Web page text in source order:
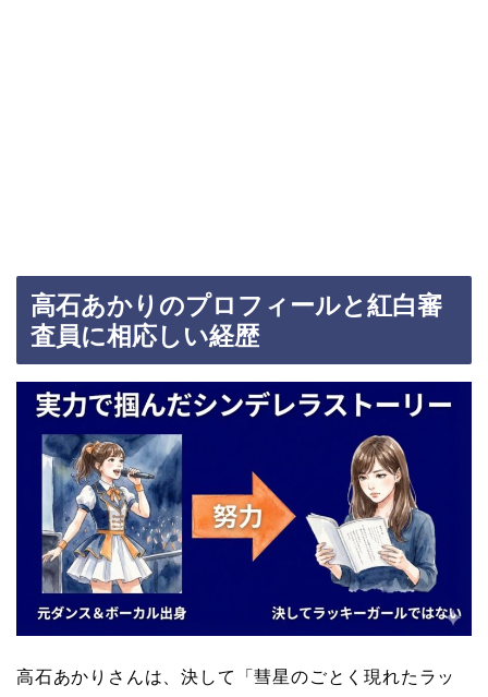
高石あかりのプロフィールと紅白審
査員に相応しい経歴
高石あかりさんは、決して「彗星のごとく現れたラッ